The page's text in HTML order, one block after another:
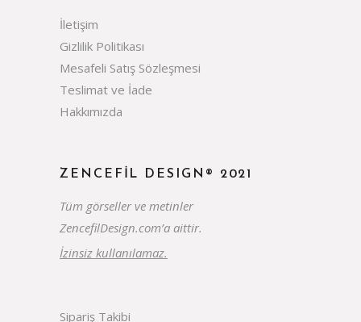
İletişim
Gizlilik Politikası
Mesafeli Satış Sözleşmesi
Teslimat ve İade
Hakkımızda
ZENCEFIL DESIGN® 2021
Tüm görseller ve metinler
ZencefilDesign.com’a aittir.
İzinsiz kullanılamaz.
Sipariş Takibi